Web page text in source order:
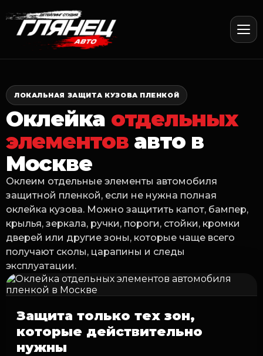
ЛОКАЛЬНАЯ ЗАЩИТА КУЗОВА ПЛЕНКОЙ
Оклейка отдельных
элементовавто в
Москве
Оклеим отдельные элементы автомобиля
защитной пленкой, если не нужна полная
оклейка кузова. Можно защитить капот, бампер,
крылья, зеркала, ручки, пороги, стойки, кромки
дверей или другие зоны, которые чаще всего
получают сколы, царапины и следы
эксплуатации.
Защита только тех зон,
которые действительно
нужны